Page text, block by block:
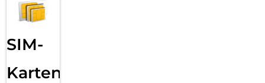
SIM-
Karten